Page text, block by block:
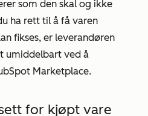
som den skal og ikke
ha rett til å få varen
fikses, er leverandøren
umiddelbart ved å
Marketplace.
for kjøpt vare